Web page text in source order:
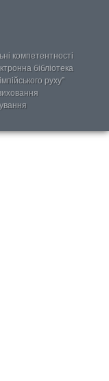
компетентності
бібліотека
руху”